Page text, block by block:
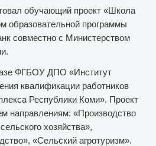
обучающий проект «Школа
образовательной программы
совместно с Министерством
ФГБОУ ДПО «Институт
квалификации работников
Республики Коми». Проект
направлениям: «Производство
хозяйства»,
«Сельский агротуризм».